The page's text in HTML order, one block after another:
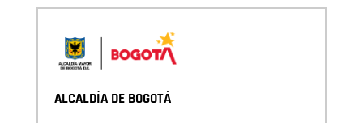
ALCALDÍA DE BOGOTÁ